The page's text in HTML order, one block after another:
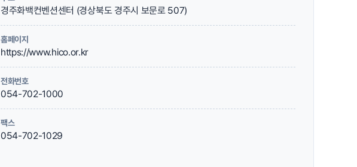
경주화백컨벤션센터 (경상북도 경주시 보문로 507)
홈페이지
https://www.hico.or.kr
전화번호
054-702-1000
팩스
054-702-1029